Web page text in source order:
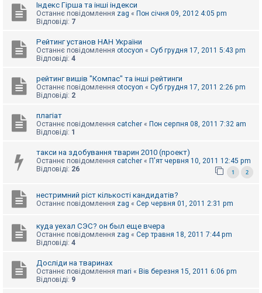
П
ш
о
о
Індекс Гірша та інші індекси
Останнє повідомлення zag « Пон січня 09, 2012 4:05 pm
Відповіді: 7
Рейтинг установ НАН України
Останнє повідомлення otocyon « Суб грудня 17, 2011 5:43 pm
Відповіді: 4
рейтинг вишів "Компас" та інші рейтинги
Останнє повідомлення otocyon « Суб грудня 17, 2011 2:26 pm
Відповіді: 2
плагіат
Останнє повідомлення catcher « Пон серпня 08, 2011 7:32 am
Відповіді: 1
такси на здобування тварин 2010 (проект)
Останнє повідомлення catcher « П'ят червня 10, 2011 12:45 pm
Відповіді: 26 1 2
нестримний ріст кількості кандидатів?
Останнє повідомлення zag « Сер червня 01, 2011 2:31 pm
куда уехал СЭС? он был еще вчера
Останнє повідомлення zag « Сер травня 18, 2011 7:44 pm
Відповіді: 4
Досліди на тваринах
Останнє повідомлення mari « Вів березня 15, 2011 6:06 pm
Відповіді: 9